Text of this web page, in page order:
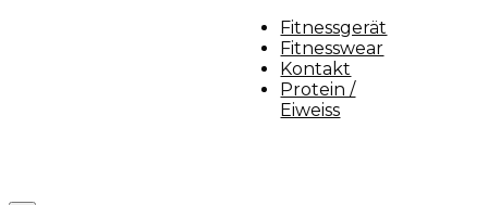
Fitnessgerät
Fitnesswear
Kontakt
Protein /
Eiweiss